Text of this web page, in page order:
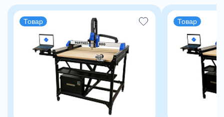
Станки на базе промышленных решений — для
интенсивной работы.
- Металлическая сварная рама 40×40 мм
- Шаговые двигатели
- Мощный шпиндель 2,2 кВт
- Ось Z с винтом — точность под высокими
Товар Товар